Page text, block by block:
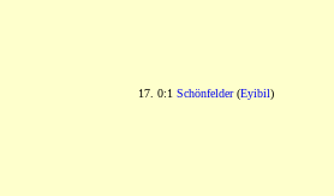
17. 0:1 Schönfelder(Eyibil)